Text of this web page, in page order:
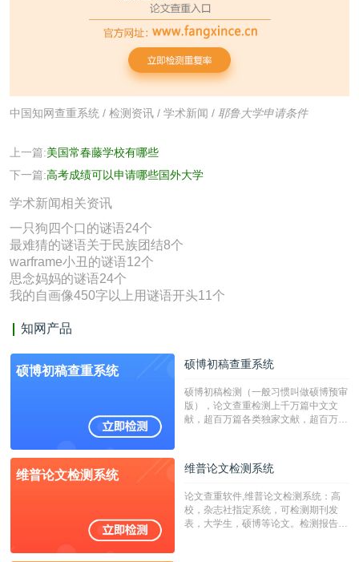
中国知网查重系统 / 检测资讯 / 学术新闻 / 耶鲁大学申请条件
上一篇:美国常春藤学校有哪些
下一篇:高考成绩可以申请哪些国外大学
学术新闻相关资讯
一只狗四个口的谜语24个
最难猜的谜语关于民族团结8个
warframe小丑的谜语12个
思念妈妈的谜语24个
我的自画像450字以上用谜语开头11个
知网产品
硕博初稿查重系统 硕博初稿查重系统
硕博初稿检测（一般习惯叫做硕博预审
版），论文查重检测上千万篇中文文
献，超百万篇各类独家文献，超百万港
校用来检测硕博论文的系统，检测范围
广，数据来源真实，检测算法合理!本
字符数30万）
维普论文检测系统 维普论文检测系统
论文查重软件,维普论文检测系统：高
校，杂志社指定系统，可检测期刊发
表，大学生，硕博等论文。检测报告支